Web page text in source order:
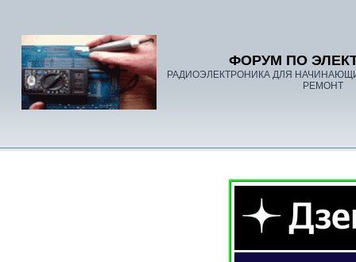
ФОРУМ ПО
РАДИОЭЛЕКТРОНИКА ДЛЯ
РЕМОНТ